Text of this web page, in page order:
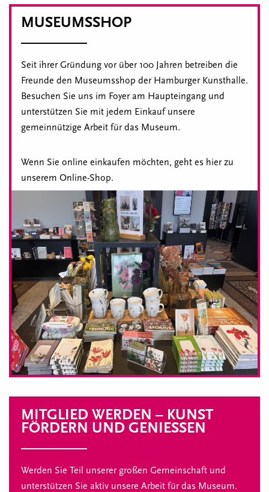
MUSEUMSSHOP
Seit ihrer Gründung vor über 100 Jahren betreiben die
Freunde den Museumsshop der Hamburger Kunsthalle.
Besuchen Sie uns im Foyer am Haupteingang und
unterstützen Sie mit jedem Einkauf unsere
gemeinnützige Arbeit für das Museum.
Wenn Sie online einkaufen möchten, geht es hier zu
unserem Online-Shop.
MITGLIED WERDEN – KUNST
FÖRDERN UND GENIESSEN
Werden Sie Teil unserer großen Gemeinschaft und
unterstützen Sie aktiv unsere Arbeit für das Museum.